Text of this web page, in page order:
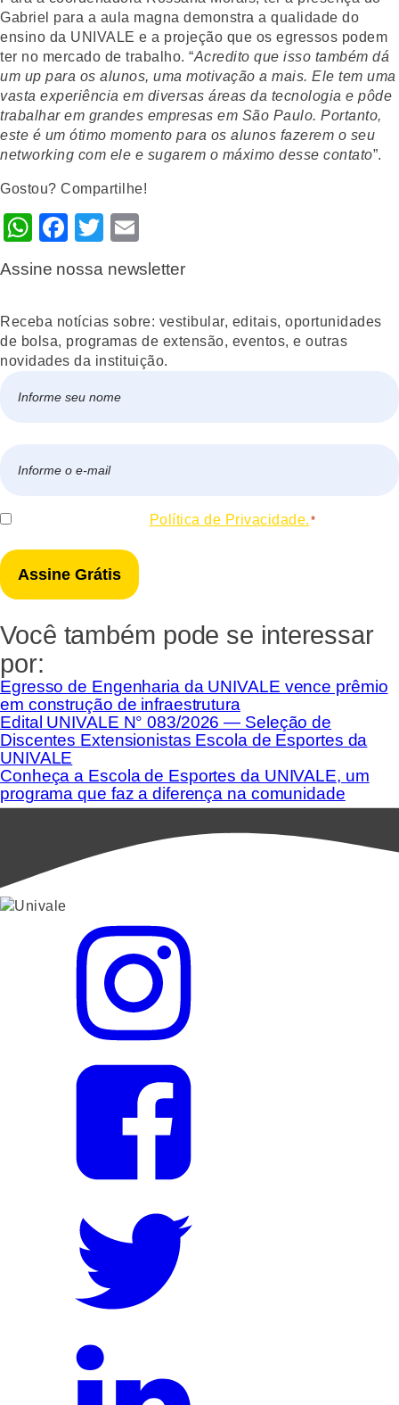
Gabriel para a aula magna demonstra a qualidade do
ensino da UNIVALE e a projeção que os egressos podem
ter no mercado de trabalho. “Acredito que isso também dá
um up para os alunos, uma motivação a mais. Ele tem uma
vasta experiência em diversas áreas da tecnologia e pôde
trabalhar em grandes empresas em São Paulo. Portanto,
este é um ótimo momento para os alunos fazerem o seu
networking com ele e sugarem o máximo desse contato”.
Gostou? Compartilhe!
WhatsApp
Facebook
Twitter
Assine nossa newsletter
Receba notícias sobre: vestibular, editais, oportunidades
de bolsa, programas de extensão, eventos, e outras
novidades da instituição.
mail
Consentir Política de Privacidade. *
Você também pode se interessar
por:
Egresso de Engenharia da UNIVALE vence prêmio
em construção de infraestrutura
Edital UNIVALE N° 083/2026 — Seleção de
Discentes Extensionistas Escola de Esportes da
UNIVALE
Conheça a Escola de Esportes da UNIVALE, um
programa que faz a diferença na comunidade